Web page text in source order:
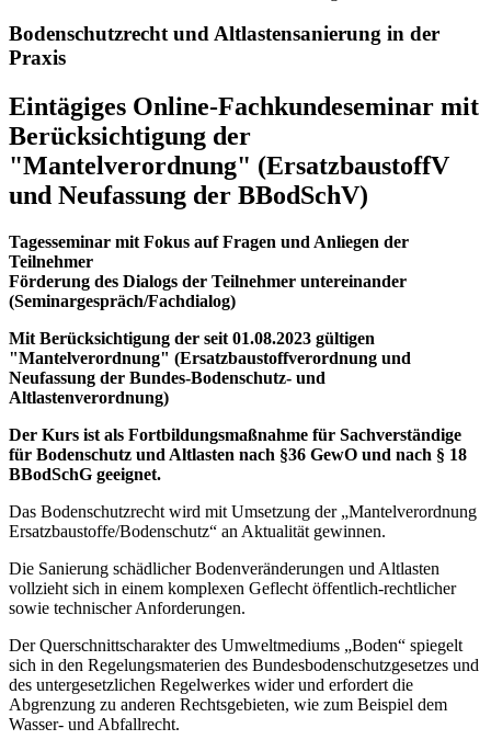
Bodenschutzrecht und Altlastensanierung in der
Praxis
Eintägiges Online-Fachkundeseminar mit
Berücksichtigung der
"Mantelverordnung" (ErsatzbaustoffV
und Neufassung der BBodSchV)
Tagesseminar mit Fokus auf Fragen und Anliegen der
Teilnehmer
Förderung des Dialogs der Teilnehmer untereinander
(Seminargespräch/Fachdialog)
Mit Berücksichtigung der seit 01.08.2023 gültigen
"Mantelverordnung" (Ersatzbaustoffverordnung und
Neufassung der Bundes-Bodenschutz- und
Altlastenverordnung)
Der Kurs ist als Fortbildungsmaßnahme für Sachverständige
für Bodenschutz und Altlasten nach §36 GewO und nach § 18
BBodSchG geeignet.
Das Bodenschutzrecht wird mit Umsetzung der „Mantelverordnung
Ersatzbaustoffe/Bodenschutz“ an Aktualität gewinnen.
Die Sanierung schädlicher Bodenveränderungen und Altlasten
vollzieht sich in einem komplexen Geflecht öffentlich-rechtlicher
sowie technischer Anforderungen.
Der Querschnittscharakter des Umweltmediums „Boden“ spiegelt
sich in den Regelungsmaterien des Bundesbodenschutzgesetzes und
des untergesetzlichen Regelwerkes wider und erfordert die
Abgrenzung zu anderen Rechtsgebieten, wie zum Beispiel dem
Wasser- und Abfallrecht.